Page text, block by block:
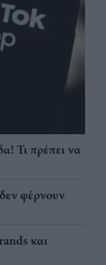
Τι πρέπει να
φέρνουν
και